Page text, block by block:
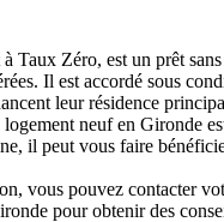
à Taux Zéro, est un prêt
Il est accordé sous
leur résidence
neuf en Gironde
il peut vous faire
vous pouvez contacter
pour obtenir des